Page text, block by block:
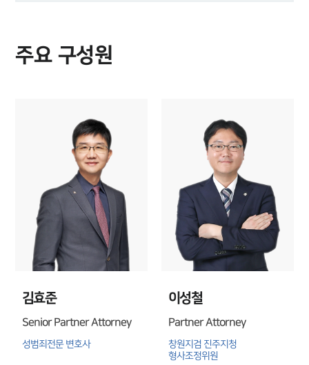
주요 구성원
김효준
Senior Partner Attorney
성범죄전문 변호사
이성철
Partner Attorney
창원지검 진주지청
형사조정위원